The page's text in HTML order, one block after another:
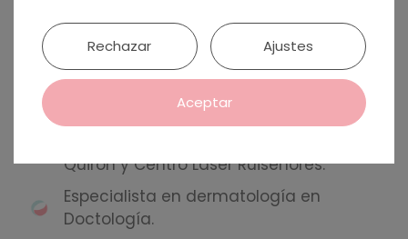
hospital clínico de Zaragoza.
Vocal de la Academia Española de
Dermatología encargada del gabinete
de prensa de la AEDV.
Quirón y Centro Láser Ruiseñores.
Especialista en dermatología en
Doctología.
Aceptar
Rechazar Ajustes